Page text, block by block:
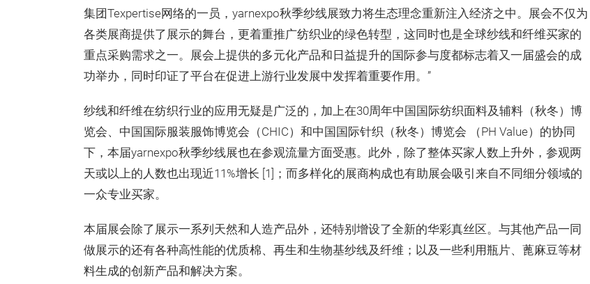
集团Texpertise网络的一员，yarnexpo秋季纱线展致力将生态理念重新注入经济之中。展会不仅为
各类展商提供了展示的舞台，更着重推广纺织业的绿色转型，这同时也是全球纱线和纤维买家的
重点采购需求之一。展会上提供的多元化产品和日益提升的国际参与度都标志着又一届盛会的成
功举办，同时印证了平台在促进上游行业发展中发挥着重要作用。”
纱线和纤维在纺织行业的应用无疑是广泛的，加上在30周年中国国际纺织面料及辅料（秋冬）博
览会、中国国际服装服饰博览会（CHIC）和中国国际针织（秋冬）博览会 （PH Value）的协同
下，本届yarnexpo秋季纱线展也在参观流量方面受惠。此外，除了整体买家人数上升外，参观两
天或以上的人数也出现近11%增长 [1]；而多样化的展商构成也有助展会吸引来自不同细分领域的
一众专业买家。
本届展会除了展示一系列天然和人造产品外，还特别增设了全新的华彩真丝区。与其他产品一同
做展示的还有各种高性能的优质棉、再生和生物基纱线及纤维；以及一些利用瓶片、蓖麻豆等材
料生成的创新产品和解决方案。